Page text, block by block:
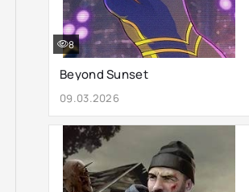
Beyond Sunset
09.03.2026
8